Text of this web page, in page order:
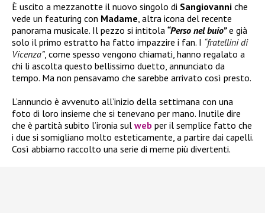
È uscito a mezzanotte il nuovo singolo di Sangiovanni che
vede un featuring con Madame, altra icona del recente
panorama musicale. Il pezzo si intitola “Perso nel buio”e già
solo il primo estratto ha fatto impazzire i fan. I “fratellini di
Vicenza”, come spesso vengono chiamati, hanno regalato a
chi li ascolta questo bellissimo duetto, annunciato da
tempo. Ma non pensavamo che sarebbe arrivato così presto.
L’annuncio è avvenuto all’inizio della settimana con una
foto di loro insieme che si tenevano per mano. Inutile dire
che è partità subito l’ironia sul web per il semplice fatto che
i due si somigliano molto esteticamente, a partire dai capelli.
Così abbiamo raccolto una serie di meme più divertenti.